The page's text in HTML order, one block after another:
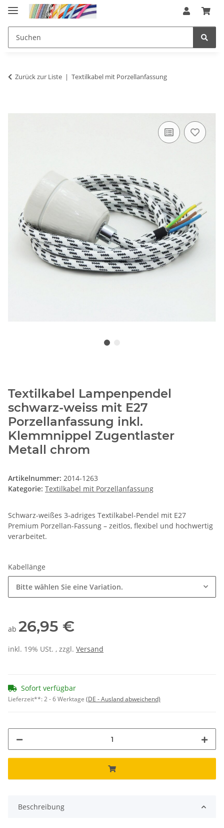
Zurück zur Liste Textilkabel mit Porzellanfassung
Textilkabel Lampenpendel
schwarz-weiss mit E27
Porzellanfassung inkl.
Klemmnippel Zugentlaster
Metall chrom
Artikelnummer: 2014-1263
Kategorie: Textilkabel mit Porzellanfassung
Schwarz-weißes 3-adriges Textilkabel-Pendel mit E27
Premium Porzellan-Fassung – zeitlos, flexibel und hochwertig
verarbeitet.
Kabellänge
Bitte wählen Sie eine Variation.
ab 26,95 €
inkl. 19% USt. , zzgl. Versand
Sofort verfügbar
Lieferzeit**:2 - 6 Werktage (DE - Ausland abweichend)
Beschreibung